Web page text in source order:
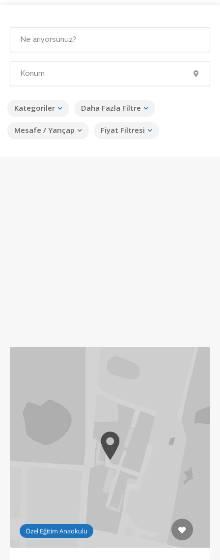
Kategoriler Daha Fazla Filtre
Mesafe / Yarıçap Fiyat Filtresi
Özel Eğitim Anaokulu